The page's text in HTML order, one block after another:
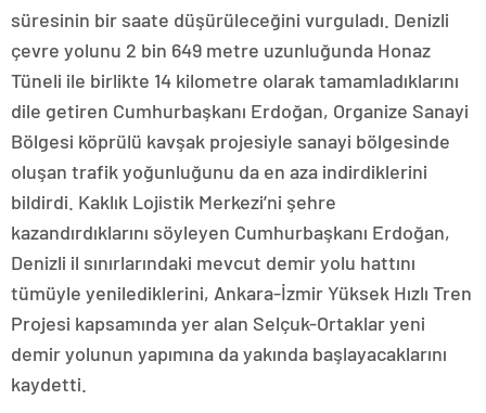
süresinin bir saate düşürüleceğini vurguladı. Denizli
çevre yolunu 2 bin 649 metre uzunluğunda Honaz
Tüneli ile birlikte 14 kilometre olarak tamamladıklarını
dile getiren Cumhurbaşkanı Erdoğan, Organize Sanayi
Bölgesi köprülü kavşak projesiyle sanayi bölgesinde
oluşan trafik yoğunluğunu da en aza indirdiklerini
bildirdi. Kaklık Lojistik Merkezi’ni şehre
kazandırdıklarını söyleyen Cumhurbaşkanı Erdoğan,
Denizli il sınırlarındaki mevcut demir yolu hattını
tümüyle yenilediklerini, Ankara-İzmir Yüksek Hızlı Tren
Projesi kapsamında yer alan Selçuk-Ortaklar yeni
demir yolunun yapımına da yakında başlayacaklarını
kaydetti.